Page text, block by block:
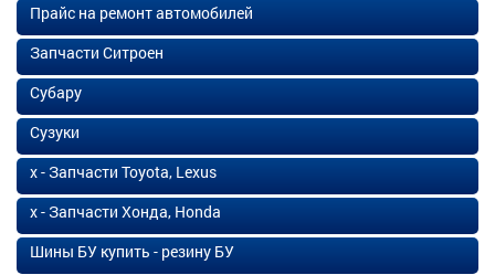
Прайс на ремонт автомобилей
Запчасти Ситроен
Субару
Сузуки
х - Запчасти Toyota, Lexus
х - Запчасти Хонда, Honda
Шины БУ купить - резину БУ